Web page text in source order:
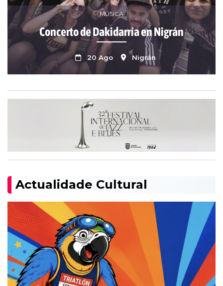
MÚSICA
Concerto de Dakidarría en Nigrán
20 Ago Nigrán
Actualidade Cultural